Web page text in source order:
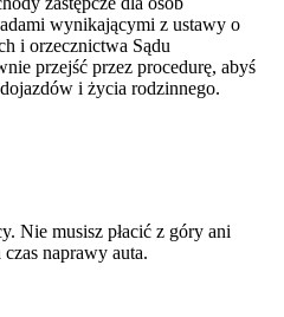
wynikającymi z ustawy o
i orzecznictwa Sądu
przejść przez procedurę, abyś
i życia rodzinnego.
Nie musisz płacić z góry ani
naprawy auta.